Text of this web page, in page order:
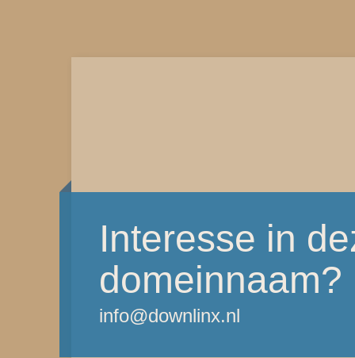
Interesse in
domeinnaam?
info@downlinx.nl